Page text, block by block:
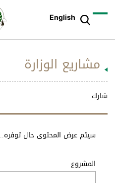
English
مشاريع الوزارة
شارك
سيتم عرض المحتوى حال توفره..
المشروع